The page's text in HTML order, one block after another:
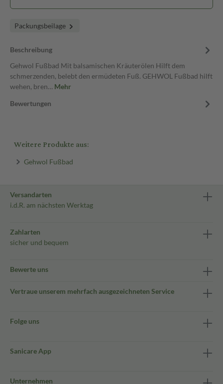
Packungsbeilage
Beschreibung
Gehwol Fußbad Mit balsamischen Kräuterölen Hilft dem
schmerzenden, belebt den ermüdeten Fuß. GEHWOL Fußbad hilft
wehen, bren… Mehr
Bewertungen
Weitere Produkte aus:
Gehwol Fußbad
Versandarten
i.d.R. am nächsten Werktag
Zahlarten
sicher und bequem
Bewerte uns
Vertraue unserem mehrfach ausgezeichneten Service
Folge uns
Sanicare App
Unternehmen